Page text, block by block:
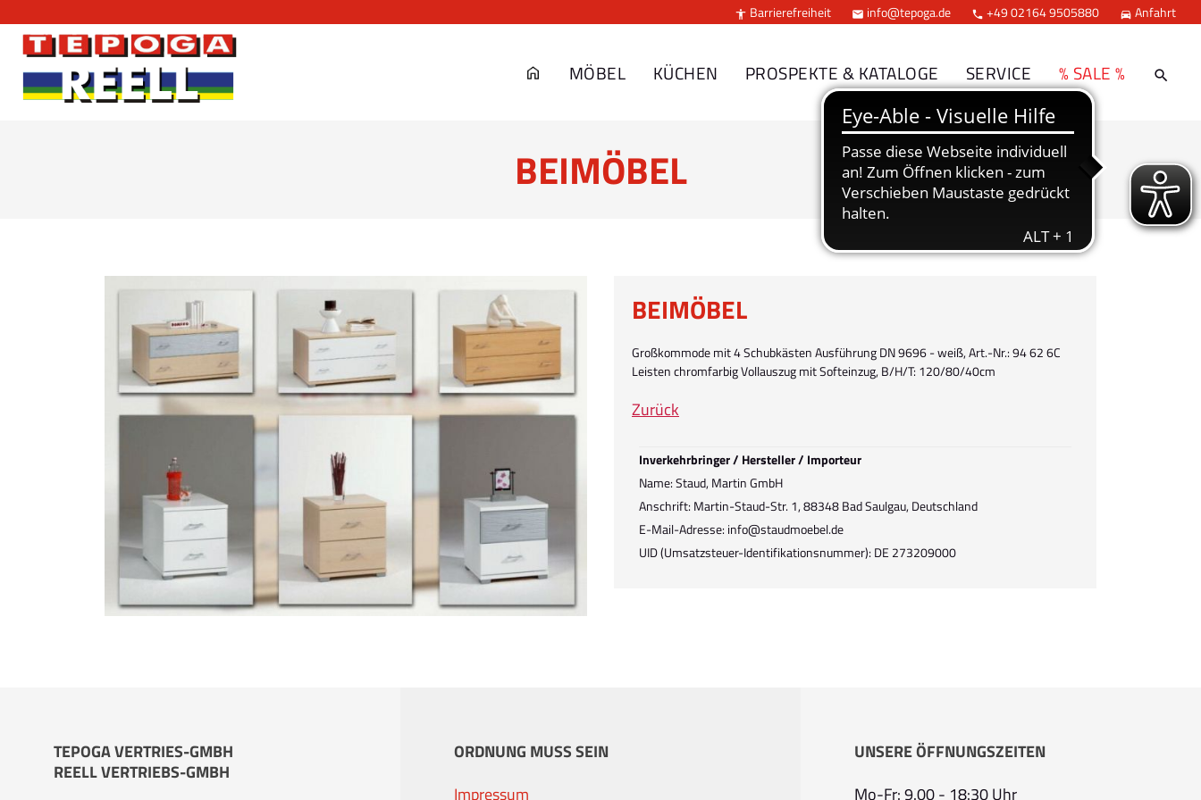
 Barrierefreiheit  info@tepoga.de  +49 02164 9505880  Anfahrt
MÖBEL KÜCHEN PROSPEKTE & KATALOGE SERVICE % SALE %
BEIMÖBEL
BEIMÖBEL
Großkommode mit 4 Schubkästen Ausführung DN 9696 - weiß, Art.-Nr.: 94 62 6C
Leisten chromfarbig Vollauszug mit Softeinzug, B/H/T: 120/80/40cm
Zurück
Inverkehrbringer / Hersteller / Importeur
Name: Staud, Martin GmbH
Anschrift: Martin-Staud-Str. 1, 88348 Bad Saulgau, Deutschland
E-Mail-Adresse: info@staudmoebel.de
UID (Umsatzsteuer-Identifikationsnummer): DE 273209000
TEPOGA VERTRIES-GMBH
REELL VERTRIEBS-GMBH
ORDNUNG MUSS SEIN
Impressum
UNSERE ÖFFNUNGSZEITEN
Mo-Fr: 9.00 - 18:30 Uhr